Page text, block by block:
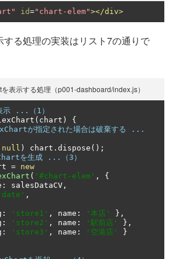
id="chart-elem"></div>
る処理の実装はリスト7の通りで
を表示する処理（p001-dashboard/index.js）
...（1）
( chart )
{
が指定された場合は破棄する ...
null ) chart . dispose ();
を生成 ...（3）
= new
( '#chart-elem' ,
{
: salesDataCV ,
,
: 'store1' , name : '本店'
},
: 'store2' , name : '駅前店'
},
: 'store3' , name : '空港店'
}